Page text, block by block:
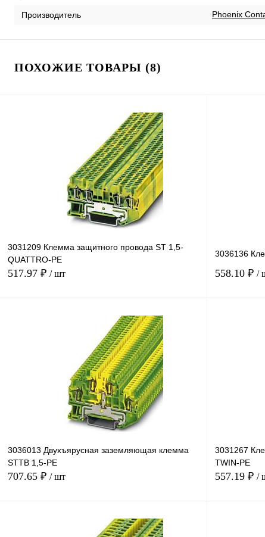
Производитель Phoenix
ПОХОЖИЕ ТОВАРЫ (8)
3031209 Клемма защитного провода ST 1,5-
QUATTRO-PE
517.97 ₽ / шт
В корзину
Сравнение
Под заказ
3036136
558.10 ₽ /
3036013 Двухъярусная заземляющая клемма
STTB 1,5-PE
707.65 ₽ / шт
В корзину
3031267
TWIN-PE
557.19 ₽ /